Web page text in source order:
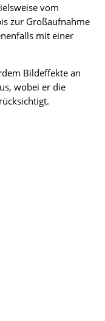
vom
zur Großaufnahme
mit einer
Bildeffekte an
wobei er die